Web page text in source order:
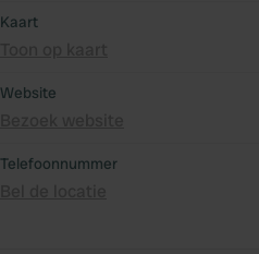
Kaart
Website
Telefoonnummer